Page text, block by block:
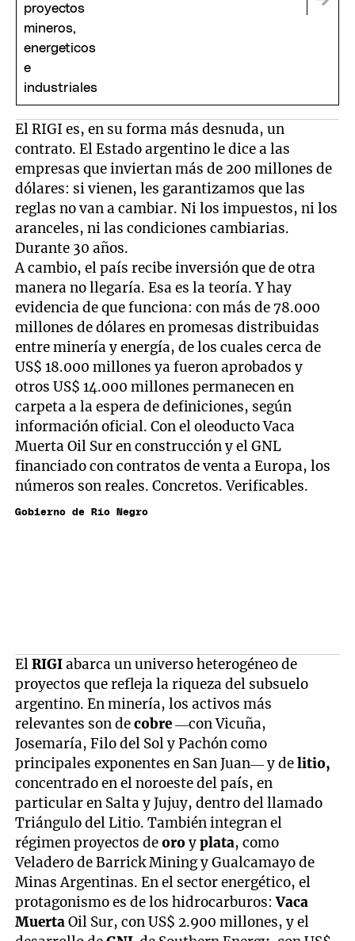
El RIGI es, en su forma más desnuda, un
contrato. El Estado argentino le dice a las
empresas que inviertan más de 200 millones de
dólares: si vienen, les garantizamos que las
reglas no van a cambiar. Ni los impuestos, ni los
aranceles, ni las condiciones cambiarias.
Durante 30 años.
A cambio, el país recibe inversión que de otra
manera no llegaría. Esa es la teoría. Y hay
evidencia de que funciona: con más de 78.000
millones de dólares en promesas distribuidas
entre minería y energía, de los cuales cerca de
US$ 18.000 millones ya fueron aprobados y
otros US$ 14.000 millones permanecen en
carpeta a la espera de definiciones, según
información oficial. Con el oleoducto Vaca
Muerta Oil Sur en construcción y el GNL
financiado con contratos de venta a Europa, los
números son reales. Concretos. Verificables.
Gobierno de Río Negro
ElRIGIabarca un universo heterogéneo de
proyectos que refleja la riqueza del subsuelo
argentino. En minería, los activos más
relevantes son decobre—con Vicuña,
Josemaría, Filo del Sol y Pachón como
principales exponentes en San Juan— y delitio,
concentrado en el noroeste del país, en
particular en Salta y Jujuy, dentro del llamado
Triángulo del Litio. También integran el
régimen proyectos deoroyplata, como
Veladero de Barrick Mining y Gualcamayo de
Minas Argentinas. En el sector energético, el
protagonismo es de los hidrocarburos:Vaca
MuertaOil Sur, con US$ 2.900 millones, y el